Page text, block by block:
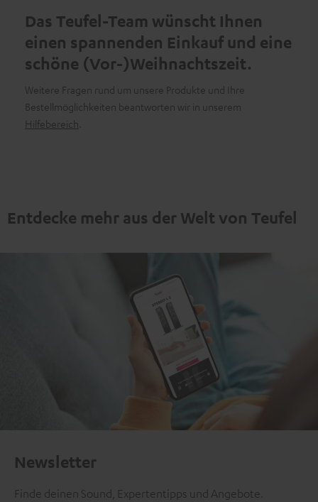
Das Teufel-Team wünscht Ihnen
einen spannenden Einkauf und eine
schöne (Vor-)Weihnachtszeit.
Weitere Fragen rund um unsere Produkte und Ihre
Bestellmöglichkeiten beantworten wir in unserem
Hilfebereich
Entdecke mehr aus der Welt von Teufel
Newsletter
Finde deinen Sound, Expertentipps und Angebote.